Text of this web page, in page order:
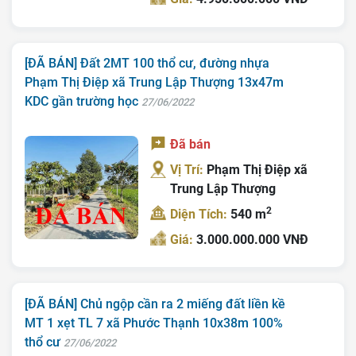
[ĐÃ BÁN] Đất 2MT 100 thổ cư, đường nhựa
Phạm Thị Điệp xã Trung Lập Thượng 13x47m
KDC gần trường học 27/06/2022
Đã bán
Vị Trí: Phạm Thị Điệp xã
Trung Lập Thượng
Diện Tích: 540 m2
Giá:3.000.000.000 VNĐ
[ĐÃ BÁN] Chủ ngộp cần ra 2 miếng đất liền kề
MT 1 xẹt TL 7 xã Phước Thạnh 10x38m 100%
thổ cư 27/06/2022